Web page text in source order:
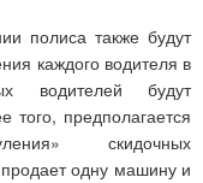
полиса также будут
каждого водителя в
водителей будут
предполагается
скидочных
одну машину и